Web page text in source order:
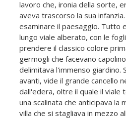
lavoro che, ironia della sorte,
aveva trascorso la sua
esaminare il paesaggio. Tutto
lungo viale alberato, con le
prendere il classico colore
germogli che facevano
delimitava l'immenso giardino.
avanti, vide il grande cancello
dall'edera, oltre il quale il viale
una scalinata che anticipava la
villa che si stagliava in mezzo